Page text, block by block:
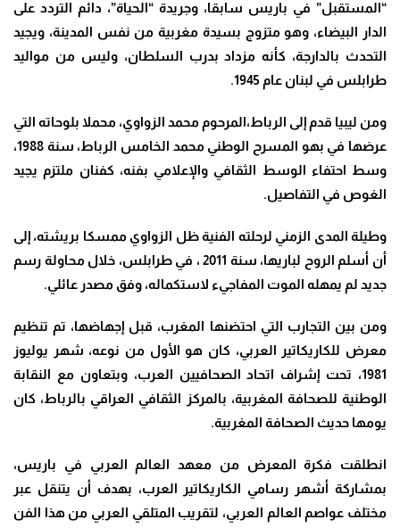
“المستقبل” في باريس سابقا، وجريدة “الحياة”، دائم التردد على
الدار البيضاء، وهو متزوج بسيدة مغربية من نفس المدينة، ويجيد
التحدث بالدارجة، كأنه مزداد بدرب السلطان، وليس من مواليد
طرابلس في لبنان عام 1945.
ومن ليبيا قدم إلى الرباط،المرحوم محمد الزواوي، محملا بلوحاته التي
عرضها في بهو المسرح الوطني محمد الخامس الرباط، سنة 1988،
وسط احتفاء الوسط الثقافي والإعلامي بفنه، كفنان ملتزم يجيد
الغوص في التفاصيل.
وطيلة المدى الزمني لرحلته الفنية ظل الزواوي ممسكا بريشته، إلى
أن أسلم الروح لباريها، سنة 2011 ، في طرابلس، خلال محاولة رسم
جديد لم يمهله الموت المفاجيء لاستكماله، وفق مصدر عائلي.
ومن بين التجارب التي احتضنها المغرب، قبل إجهاضها، تم تنظيم
معرض للكاريكاتير العربي، كان هو الأول من نوعه، شهر يوليوز
1981، تحت إشراف اتحاد الصحافيين العرب، وبتعاون مع النقابة
الوطنية للصحافة المغربية، بالمركز الثقافي العراقي بالرباط، كان
يومها حديث الصحافة المغربية.
انطلقت فكرة المعرض من معهد العالم العربي في باريس،
بمشاركة أشهر رسامي الكاريكاتير العرب، بهدف أن يتنقل عبر
مختلف عواصم العالم العربي، لتقريب المتلقي العربي من هذا الفن